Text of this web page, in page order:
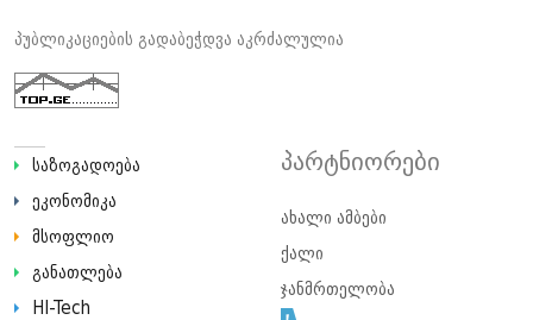
პუბლიკაციების გადაბეჭდვა აკრძალულია
საზოგადოება
ეკონომიკა
მსოფლიო
განათლება
HI-Tech
პარტნიორები
ახალი ამბები
ქალი
ჯანმრთელობა